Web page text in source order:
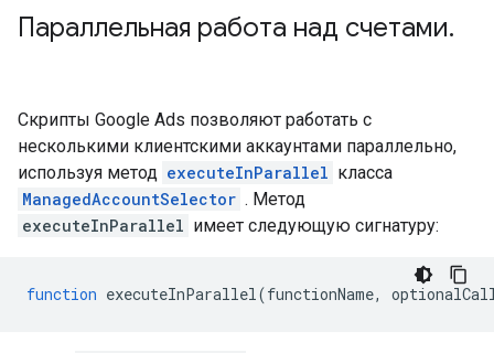
Параллельная работа над счетами.
Скрипты Google Ads позволяют работать с
несколькими клиентскими аккаунтами параллельно,
используя метод executeInParallel класса
ManagedAccountSelector . Метод
executeInParallel имеет следующую сигнатуру:
function executeInParallel(functionName,